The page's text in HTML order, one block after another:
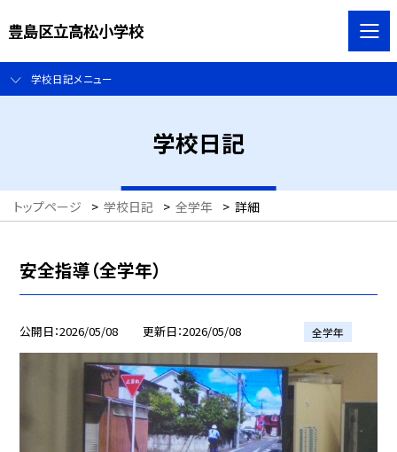
豊島区立高松小学校
学校日記メニュー
学校日記
トップページ > 学校日記 > 全学年 > 詳細
安全指導（全学年）
公開日 2026/05/08 更新日 2026/05/08 全学年